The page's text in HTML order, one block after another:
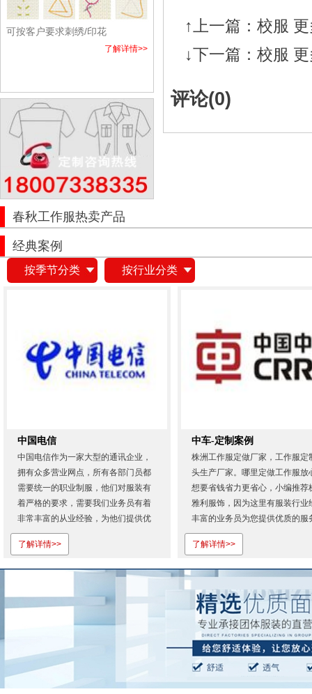
可按客户要求刺绣/印花
了解详情>>
↑上一篇： 校服
↓下一篇： 校服
评论(0)
春秋工作服热卖产品
经典案例
按季节分类 按行业分类
中国电信
中国电信作为一家大型的通讯企业，
拥有众多营业网点，所有各部门员都
需要统一的职业制服，他们对服装有
着严格的要求，需要我们业务员有着
非常丰富的从业经验，为他们提供优
质的服务。从首次合作，我们就展现
出专业的服务态度和过硬的产品质
可才会一如既往地相信我们！株洲雅
利服饰有限公司是湖南省专业定做工
作...
了解详情>>
中车-定制案例
株洲工作服定做厂家，工作服定
头生产厂家。哪里定做工作服放
想要省钱省力更省心，小编推荐
雅利服饰，因为这里有服装行业
丰富的业务员为您提供优质的服
欢迎登录株洲雅利服饰有限公司
网...
了解详情>>